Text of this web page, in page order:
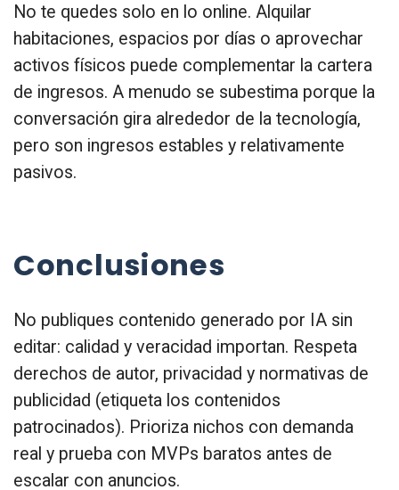
No te quedes solo en lo online. Alquilar
habitaciones, espacios por días o aprovechar
activos físicos puede complementar la cartera
de ingresos. A menudo se subestima porque la
conversación gira alrededor de la tecnología,
pero son ingresos estables y relativamente
pasivos.
Conclusiones
No publiques contenido generado por IA sin
editar: calidad y veracidad importan. Respeta
derechos de autor, privacidad y normativas de
publicidad (etiqueta los contenidos
patrocinados). Prioriza nichos con demanda
real y prueba con MVPs baratos antes de
escalar con anuncios.